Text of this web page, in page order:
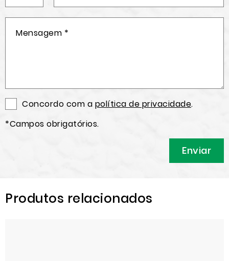
Concordo com a política de privacidade.
*Campos obrigatórios.
Produtos relacionados